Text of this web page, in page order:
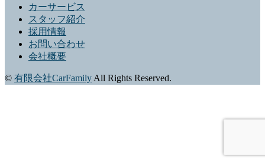
by
Kurashi-
カーサービス
スタッフ紹介
採用情報
お問い合わせ
会社概要
© 有限会社CarFamily All Rights Reserved.